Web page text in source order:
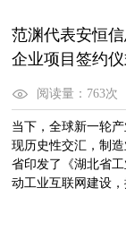
范渊代表安恒
企业项目签约
阅读量： 763次
当下，全球新一轮
现历史性交汇，制
省印发了《湖北省
动工业互联网建设，